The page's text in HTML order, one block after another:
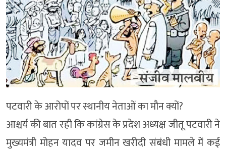
पटवारी के आरोपों पर स्थानीय नेताओं का मौन क्यों?
आश्चर्य की बात रही कि कांग्रेस के प्रदेश अध्यक्ष जीतू पटवारी ने
मुख्यमंत्री मोहन यादव पर जमीन खरीदी संबंधी मामले में कई